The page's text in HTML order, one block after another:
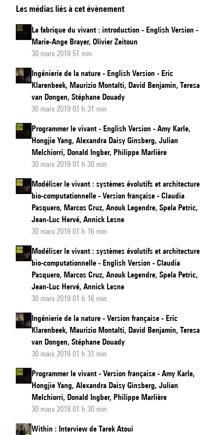
fabrique
du
vivant
introduction
-
Version
française
Les médias liés à cet évènement
La fabrique du vivant : introduction - English Version -
Marie-Ange Brayer, Olivier Zeitoun
30 mars 2019 51 min
Ingénierie de la nature - English Version - Eric
Klarenbeek, Maurizio Montalti, David Benjamin, Teresa
van Dongen, Stéphane Douady
30 mars 2019 01 h 31 min
Programmer le vivant - English Version - Amy Karle,
Hongjie Yang, Alexandra Daisy Ginsberg, Julian
Melchiorri, Donald Ingber, Philippe Marlière
30 mars 2019 01 h 30 min
Modéliser le vivant : systèmes évolutifs et architecture
bio-computationnelle - Version française - Claudia
Pasquero, Marcos Cruz, Anouk Legendre, Spela Petric,
Jean-Luc Hervé, Annick Lesne
30 mars 2019 01 h 16 min
Modéliser le vivant : systèmes évolutifs et architecture
bio-computationnelle - English Version - Claudia
Pasquero, Marcos Cruz, Anouk Legendre, Spela Petric,
Jean-Luc Hervé, Annick Lesne
30 mars 2019 01 h 16 min
Ingénierie de la nature - Version française - Eric
Klarenbeek, Maurizio Montalti, David Benjamin, Teresa
van Dongen, Stéphane Douady
30 mars 2019 01 h 31 min
Programmer le vivant - Version française - Amy Karle,
Hongjie Yang, Alexandra Daisy Ginsberg, Julian
Melchiorri, Donald Ingber, Philippe Marlière
30 mars 2019 01 h 30 min
Within : Interview de Tarek Atoui